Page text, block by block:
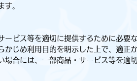
す。
ビス等を適切に提供するために必要
じめ利用目的を明示した上で、適正
場合には、一部商品・サービス等を適